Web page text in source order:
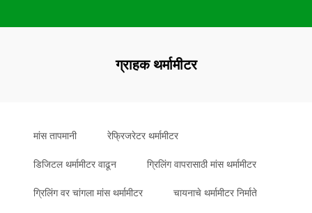
ग्राहक थर्मामीटर
मांस तापमानी रेफ्रिजरेटर थर्मामीटर
डिजिटल थर्मामीटर वाढून ग्रिलिंग वापरासाठी मांस थर्मामीटर
ग्रिलिंग वर चांगला मांस थर्मामीटर चायनाचे थर्मामीटर निर्माते